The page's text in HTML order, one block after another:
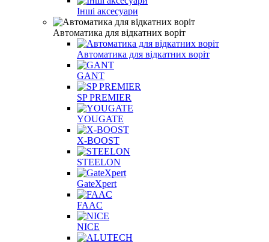
Інші аксесуари
Автоматика для відкатних воріт
Автоматика для відкатних воріт
GANT
SP PREMIER
YOUGATE
X-BOOST
STEELON
GateXpert
FAAC
NICE